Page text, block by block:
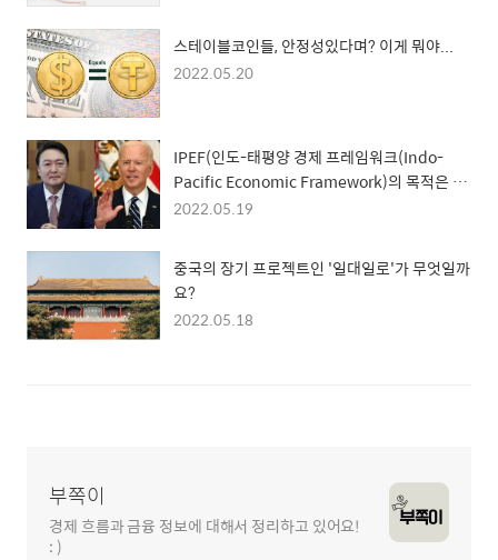
스테이블코인들, 안정성있다며? 이게 뭐야...
2022.05.20
IPEF(인도-태평양 경제 프레임워크(Indo-
Pacific Economic Framework)의 목적은 무
엇일까요?
2022.05.19
중국의 장기 프로젝트인 '일대일로'가 무엇일까
요?
2022.05.18
부쪽이
경제 흐름과 금융 정보에 대해서 정리하고 있어요!
: )